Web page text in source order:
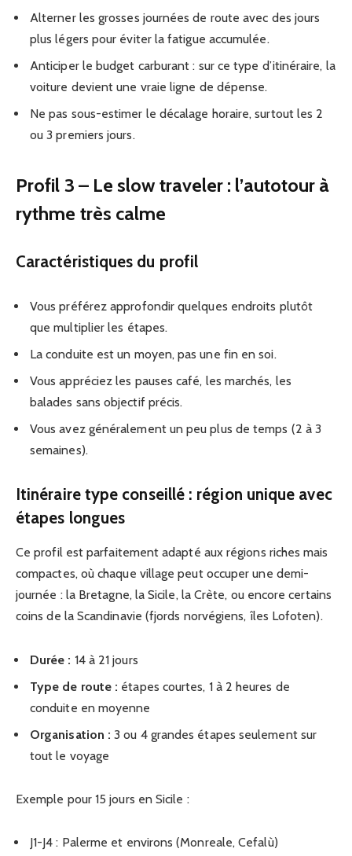
Alterner les grosses journées de route avec des jours
plus légers pour éviter la fatigue accumulée.
Anticiper le budget carburant : sur ce type d’itinéraire, la
voiture devient une vraie ligne de dépense.
Ne pas sous-estimer le décalage horaire, surtout les 2
ou 3 premiers jours.
Profil 3 – Le slow traveler : l’autotour à
rythme très calme
Caractéristiques du profil
Vous préférez approfondir quelques endroits plutôt
que multiplier les étapes.
La conduite est un moyen, pas une fin en soi.
Vous appréciez les pauses café, les marchés, les
balades sans objectif précis.
Vous avez généralement un peu plus de temps (2 à 3
semaines).
Itinéraire type conseillé : région unique avec
étapes longues
Ce profil est parfaitement adapté aux régions riches mais
compactes, où chaque village peut occuper une demi-
journée : la Bretagne, la Sicile, la Crète, ou encore certains
coins de la Scandinavie (fjords norvégiens, îles Lofoten).
Durée : 14 à 21 jours
Type de route : étapes courtes, 1 à 2 heures de
conduite en moyenne
Organisation : 3 ou 4 grandes étapes seulement sur
tout le voyage
Exemple pour 15 jours en Sicile :
J1-J4 : Palerme et environs (Monreale, Cefalù)